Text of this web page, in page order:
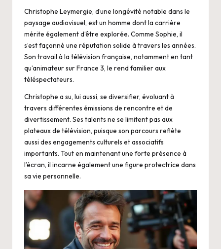
Christophe Leymergie, d’une longévité notable dans le
paysage audiovisuel, est un homme dont la carrière
mérite également d’être explorée. Comme Sophie, il
s’est façonné une réputation solide à travers les années.
Son travail à la télévision française, notamment en tant
qu’animateur sur France 3, le rend familier aux
téléspectateurs.
Christophe a su, lui aussi, se diversifier, évoluant à
travers différentes émissions de rencontre et de
divertissement. Ses talents ne se limitent pas aux
plateaux de télévision, puisque son parcours reflète
aussi des engagements culturels et associatifs
importants. Tout en maintenant une forte présence à
l’écran, il incarne également une figure protectrice dans
sa vie personnelle.